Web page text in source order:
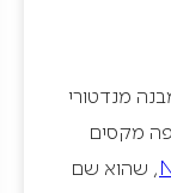
מנדטורי
מקסים
, שהוא שם